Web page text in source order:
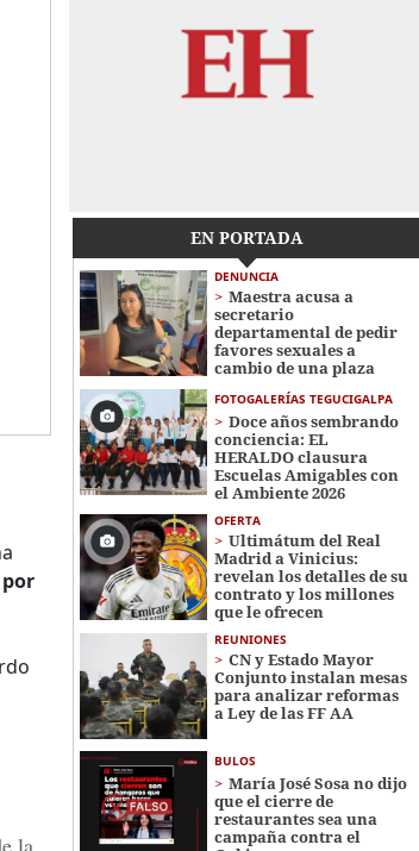
la
EN PORTADA
DENUNCIA
Maestra acusa a
secretario
departamental de pedir
favores sexuales a
cambio de una plaza
FOTOGALERÍAS TEGUCIGALPA
Doce años sembrando
conciencia: EL
HERALDO clausura
Escuelas Amigables con
el Ambiente 2026
OFERTA
Ultimátum del Real
Madrid a Vinicius:
revelan los detalles de su
contrato y los millones
que le ofrecen
REUNIONES
CN y Estado Mayor
Conjunto instalan mesas
para analizar reformas
a Ley de las FF AA
BULOS
María José Sosa no dijo
que el cierre de
restaurantes sea una
campaña contra el